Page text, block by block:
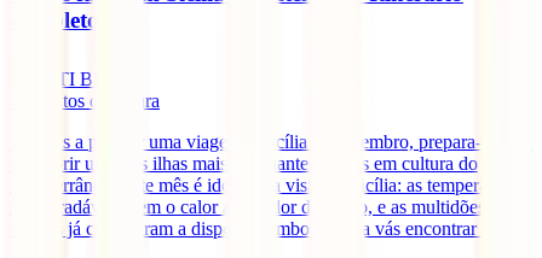
completo
IATI Blog
minutos de leitura
Se estás a planear uma viagem à Sicília em setembro, prepara-te para
descobrir uma das ilhas mais fascinantes e ricas em cultura do
Mediterrâneo. Este mês é ideal para visitar a Sicília: as temperaturas
são agradáveis, sem o calor abrasador do verão, e as multidões de
turistas já começaram a dispersar, embora ainda vás encontrar [...]